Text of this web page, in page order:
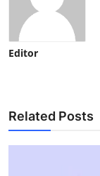
Editor
Related Posts